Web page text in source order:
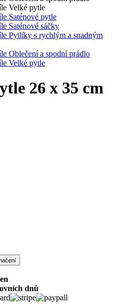
26 x 35 cm
dnů